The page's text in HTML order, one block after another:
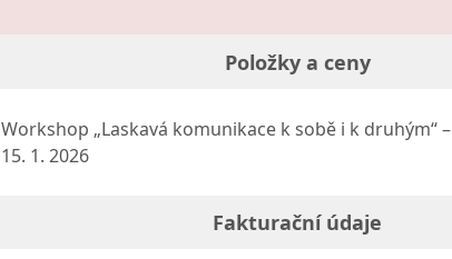
Položky a ceny
Workshop „Laskavá komunikace k sobě i k druhým“ –
15. 1. 2026
Fakturační údaje